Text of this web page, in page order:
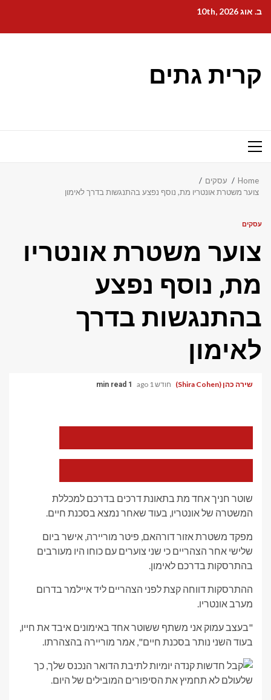
content
ב. אוג 10th, 2026
קרית גתים
Primary
Home
עסקים
צוער משטרת אונטריו מת, נוסף נפצע בהתנגשות בדרך לאימון
עסקים
צוער משטרת אונטריו
מת, נוסף נפצע
בהתנגשות בדרך
לאימון
שירה כהן (Shira Cohen) חודש 1 ago 1 min read
את
גודל
את
הגופן
של
שוטר חניך אחד מת בתאונת דרכים בדרכם למכללת
המשטרה של אונטריו, בעוד שאחר נמצא בסכנת חיים.
מפקד משטרת אזור דורהאם, פיטר מוריירה, אישר ביום
שלישי אחר הצהריים כי שני צוערים עם כוחו היו מעורבים
בהתרסקות בדרכם לאימון.
ההתרסקות דווחה קצת לפני הצהריים ליד איילמר בדרום
מערב אונטריו.
"בעצב עמוק אני משתף ששוטר אחד באימונים איבד את חייו,
בעוד השני נותר בסכנת חיים", אמר מוריירה בהצהרתו.